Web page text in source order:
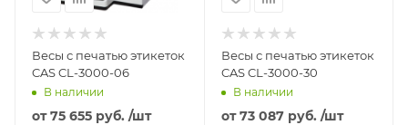
Весы с печатью этикеток
CAS CL-3000-06
В наличии
от75 655 руб. /шт
Весы с печатью этикеток
CAS CL-3000-30
В наличии
от73 087 руб. /шт